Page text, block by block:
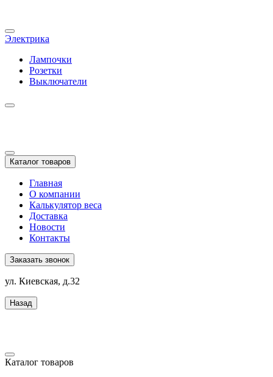
Электрика
Лампочки
Розетки
Выключатели
Каталог товаров
Главная
О компании
Калькулятор веса
Доставка
Новости
Контакты
Заказать звонок
ул. Киевская, д.32
Назад
Каталог товаров